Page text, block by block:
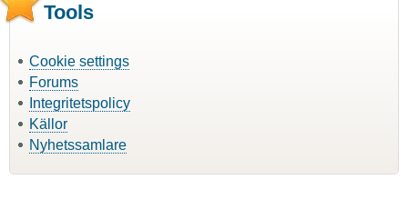
Tools
Cookie settings
Forums
Integritetspolicy
Källor
Nyhetssamlare